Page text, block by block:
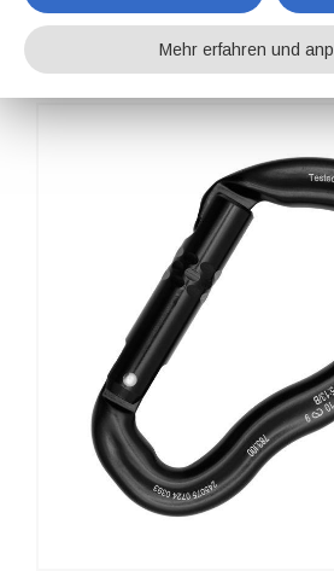
Mehr erfahren und